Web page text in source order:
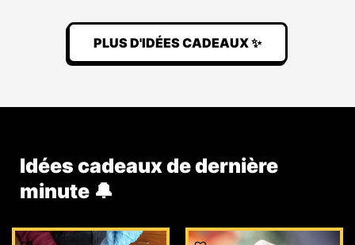
PLUS D'IDÉES CADEAUX ✨
Idées cadeaux de dernière
minute 🔔